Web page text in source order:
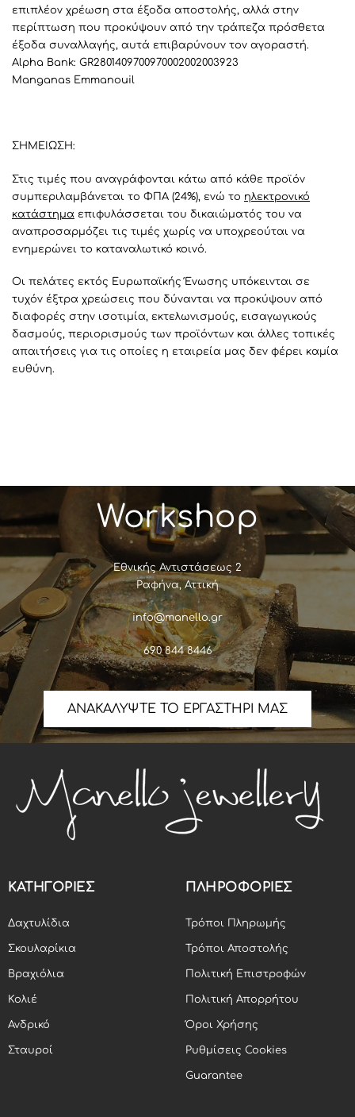
επιπλέον χρέωση στα έξοδα αποστολής, αλλά στην
περίπτωση που προκύψουν από την τράπεζα πρόσθετα
έξοδα συναλλαγής, αυτά επιβαρύνουν τον αγοραστή.
Alpha Bank: GR2801409700970002002003923
Manganas Emmanouil
ΣΗΜΕΙΩΣΗ:
Στις τιμές που αναγράφονται κάτω από κάθε προϊόν
συμπεριλαμβάνεται το ΦΠΑ (24%), ενώ το ηλεκτρονικό
κατάστημα επιφυλάσσεται του δικαιώματός του να
αναπροσαρμόζει τις τιμές χωρίς να υποχρεούται να
ενημερώνει το καταναλωτικό κοινό.
Οι πελάτες εκτός Ευρωπαϊκής Ένωσης υπόκεινται σε
τυχόν έξτρα χρεώσεις που δύνανται να προκύψουν από
διαφορές στην ισοτιμία, εκτελωνισμούς, εισαγωγικούς
δασμούς, περιορισμούς των προϊόντων και άλλες τοπικές
απαιτήσεις για τις οποίες η εταιρεία μας δεν φέρει καμία
ευθύνη.
Workshop
Εθνικής Αντιστάσεως 2
Ραφήνα, Αττική
info@manello.gr
690 844 8446
ΑΝΑΚΑΛΥΨΤΕ ΤΟ ΕΡΓΑΣΤΗΡΙ ΜΑΣ
ΚΑΤΗΓΟΡΙΕΣ
Δαχτυλίδια
Σκουλαρίκια
Βραχιόλια
Κολιέ
Ανδρικό
Σταυροί
ΠΛΗΡΟΦΟΡΙΕΣ
Τρόποι Πληρωμής
Τρόποι Αποστολής
Πολιτική Επιστροφών
Πολιτική Απορρήτου
Όροι Χρήσης
Ρυθμίσεις Cookies
Guarantee